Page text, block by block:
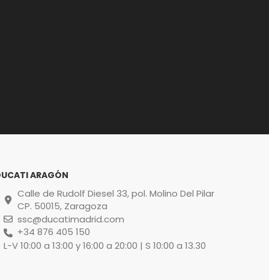
ARAGÓN
Calle de Rudolf Diesel 33, pol. Molino Del Pilar
CP. 50015, Zaragoza
ssc@ducatimadrid.com
+34 876 405 150
L-V 10:00 a 13:00 y 16:00 a 20:00 | S 10:00 a 13.30